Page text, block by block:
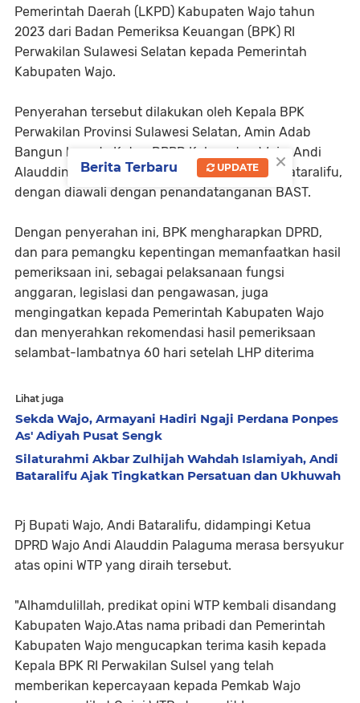
Pemerintah Daerah (LKPD) Kabupaten Wajo tahun
2023 dari Badan Pemeriksa Keuangan (BPK) RI
Perwakilan Sulawesi Selatan kepada Pemerintah
Kabupaten Wajo.
Penyerahan tersebut dilakukan oleh Kepala BPK
Perwakilan Provinsi Sulawesi Selatan, Amin Adab
Bangun kepada Ketua DPRD Kabupaten Wajo, Andi
Alauddin Palaguna dan Pj Bupati Wajo Andi Bataralifu,
dengan diawali dengan penandatanganan BAST.
Dengan penyerahan ini, BPK mengharapkan DPRD,
dan para pemangku kepentingan memanfaatkan hasil
pemeriksaan ini, sebagai pelaksanaan fungsi
anggaran, legislasi dan pengawasan, juga
mengingatkan kepada Pemerintah Kabupaten Wajo
dan menyerahkan rekomendasi hasil pemeriksaan
selambat-lambatnya 60 hari setelah LHP diterima
Lihat juga
Sekda Wajo, Armayani Hadiri Ngaji Perdana Ponpes
As' Adiyah Pusat Sengk
Silaturahmi Akbar Zulhijah Wahdah Islamiyah, Andi
Bataralifu Ajak Tingkatkan Persatuan dan Ukhuwah
Pj Bupati Wajo, Andi Bataralifu, didampingi Ketua
DPRD Wajo Andi Alauddin Palaguma merasa bersyukur
atas opini WTP yang diraih tersebut.
"Alhamdulillah, predikat opini WTP kembali disandang
Kabupaten Wajo.Atas nama pribadi dan Pemerintah
Kabupaten Wajo mengucapkan terima kasih kepada
Kepala BPK RI Perwakilan Sulsel yang telah
memberikan kepercayaan kepada Pemkab Wajo
×
Berita Terbaru UPDATE